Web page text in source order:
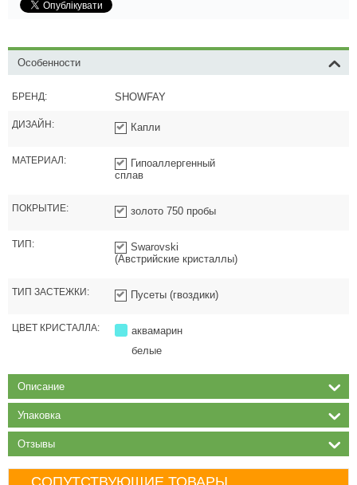
Особенности
БРЕНД: SHOWFAY
ДИЗАЙН: Капли
МАТЕРИАЛ:
Гипоаллергенный
сплав
ПОКРЫТИЕ: золото 750 пробы
ТИП:
Swarovski
(Австрийские кристаллы)
ТИП ЗАСТЕЖКИ: Пусеты (гвоздики)
ЦВЕТ КРИСТАЛЛА:
аквамарин
белые
Описание
Упаковка
Отзывы